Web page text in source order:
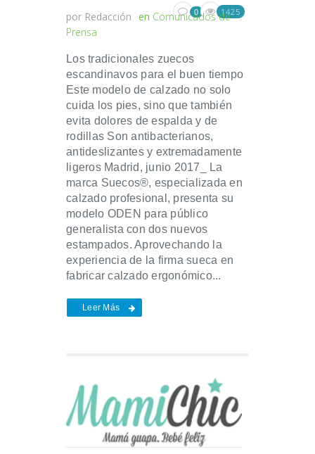
por Redacción en Comunicados de
Prensa
0 1425
Los tradicionales zuecos
escandinavos para el buen tiempo
Este modelo de calzado no solo
cuida los pies, sino que también
evita dolores de espalda y de
rodillas Son antibacterianos,
antideslizantes y extremadamente
ligeros Madrid, junio 2017_ La
marca Suecos®, especializada en
calzado profesional, presenta su
modelo ODEN para público
generalista con dos nuevos
estampados. Aprovechando la
experiencia de la firma sueca en
fabricar calzado ergonómico...
Leer Más